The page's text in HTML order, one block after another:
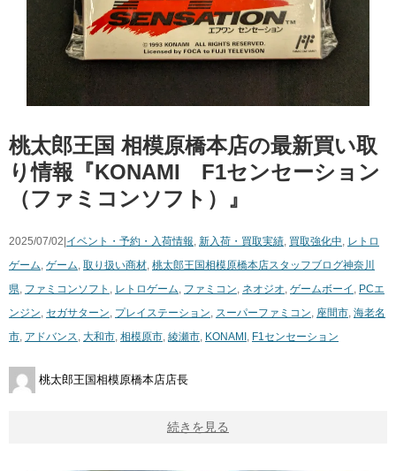
桃太郎王国 相模原橋本店の最新買い取
り情報『KONAMI F1センセーション
（ファミコンソフト）』
2025/07/02| イベント・予約・入荷情報, 新入荷・買取実績, 買取強化中, レトロ
ゲーム, ゲーム, 取り扱い商材, 桃太郎王国相模原橋本店スタッフブログ神奈川
県, ファミコンソフト , レトロゲーム, ファミコン, ネオジオ, ゲームボーイ , PCエ
ンジン, セガサターン, プレイステーション, スーパーファミコン, 座間市, 海老名
市, アドバンス, 大和市, 相模原市, 綾瀬市, KONAMI , F1センセーション
桃太郎王国相模原橋本店店長
続きを見る